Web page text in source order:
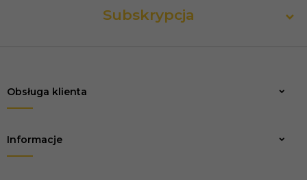
Subskrypcja
Obsługa klienta
Informacje